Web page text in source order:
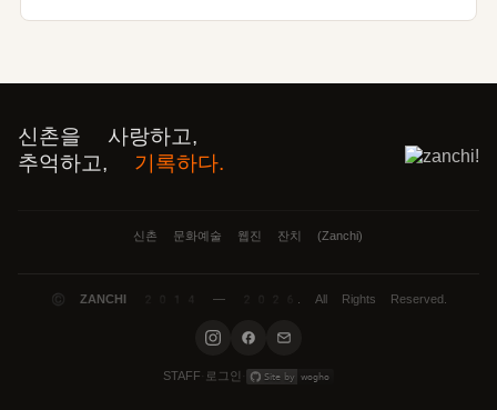
신촌을 사랑하고,
추억하고, 기록하다.
신촌 문화예술 웹진 잔치 (Zanchi)
© ZANCHI 2014 — 2026. All Rights Reserved.
STAFF 로그인